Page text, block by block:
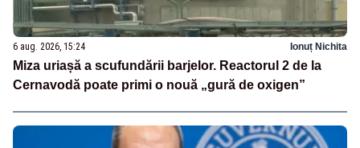
6 aug. 2026, 15:24 Ionuț Nichita
Miza uriașă a scufundării barjelor. Reactorul 2 de la
Cernavodă poate primi o nouă „gură de oxigen”